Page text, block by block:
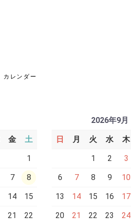
カレンダー
金 土
1
7 8
14 15
21 22
2026年9月
日 月 火 水 木
1 2 3
6 7 8 9 10
13 14 15 16 17
20 21 22 23 24